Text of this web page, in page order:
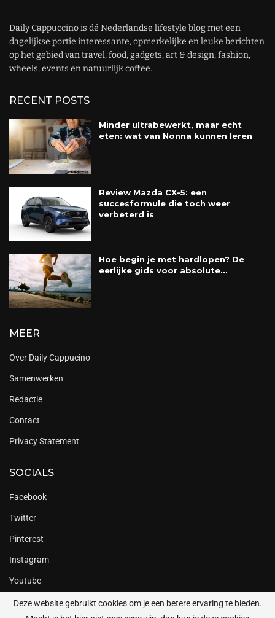
Daily Cappuccino is dé Nederlandse lifestyle blog met een
dagelijkse portie interessante, opmerkelijke en leuke berichten
op het gebied van travel, food, gadgets, art & design, fashion,
wheels, events en natuurlijk coffee.
RECENT POSTS
Minder ultrabewerkt, maar echt
eten: wat van Nonna kunnen leren
Review Mazda CX-5: een
succesformule die toch weer
verbeterd is
Hoe begin je met hardlopen? De
eerlijke gids voor absolute...
MEER
Over Daily Cappucino
Samenwerken
Redactie
Contact
Privacy Statement
SOCIALS
Facebook
Twitter
Pinterest
Instagram
Youtube
Deze website gebruikt cookies om je een betere ervaring te bieden.